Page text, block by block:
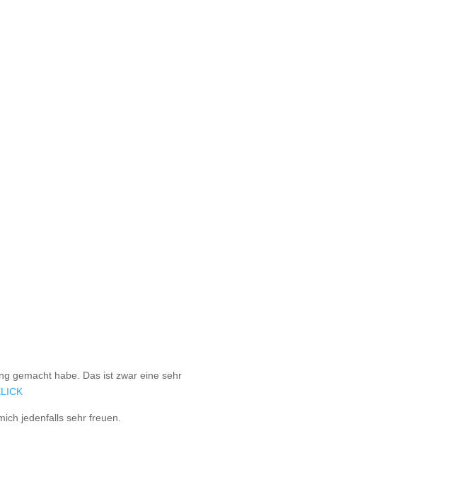
gemacht habe. Das ist zwar eine sehr
jedenfalls sehr freuen.